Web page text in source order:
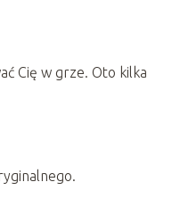
Cię w grze. Oto kilka